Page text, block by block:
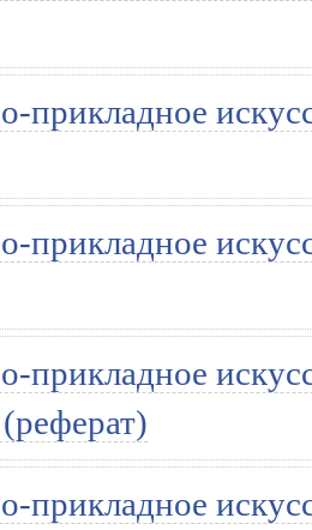
прикладное
прикладное
прикладное
прикладное